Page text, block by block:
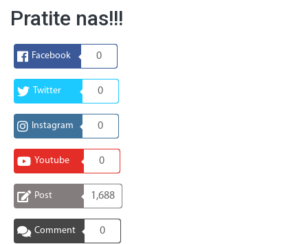
Pratite nas!!!
Facebook 0
Twitter 0
Instagram 0
Youtube 0
Post 1,688
Comment 0